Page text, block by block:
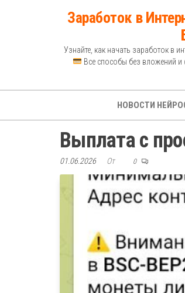
Заработок в
Узнайте, как начать заработок в
Все способы без вложений и
НОВОСТИ
Выплата с
01.06.2026 От 0